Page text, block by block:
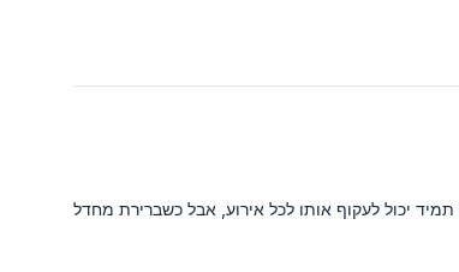
יכול לעקוף אותו לכל אירוע, אבל כשברירת מחדל